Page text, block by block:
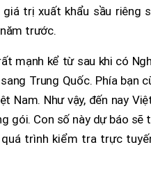
trị xuất khẩu sầu riêng
trước.
mạnh kể từ sau khi có
Trung Quốc. Phía bạn
Nam. Như vậy, đến nay
gói. Con số này dự báo
trình kiểm tra trực